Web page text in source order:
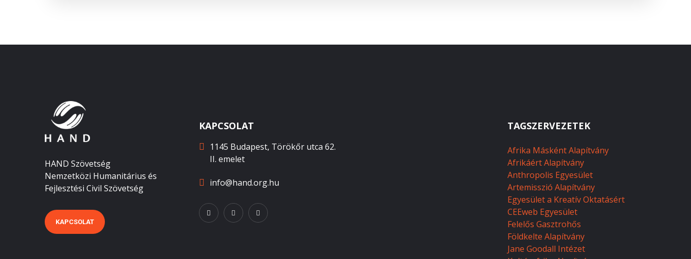
HAND Szövetség
Nemzetközi Humanitárius és
Fejlesztési Civil Szövetség
KAPCSOLAT
KAPCSOLAT
1145 Budapest, Törökőr utca 62.
II. emelet
info@hand.org.hu
TAGSZERVEZETEK
Afrika Másként Alapítvány
Afrikáért Alapítvány
Anthropolis Egyesület
Artemisszió Alapítvány
Egyesület a Kreatív Oktatásért
CEEweb Egyesület
Felelős Gasztrohős
Földkelte Alapítvány
Jane Goodall Intézet